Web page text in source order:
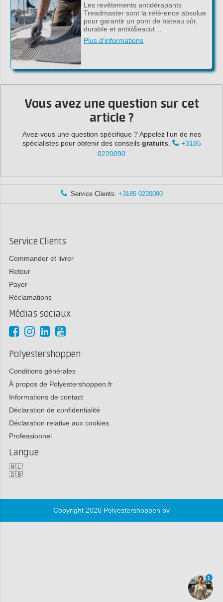
Les revêtements antidérapants
Treadmaster sont la référence absolue
pour garantir un pont de bateau sûr,
durable et antid&eacut…
Plus d'informations
Vous avez une question sur cet
article ?
Avez-vous une question spécifique ? Appelez l'un de nos
spécialistes pour obtenir des conseils gratuits
+3185
0220090
Service Clients: +3185 0220090
Service Clients
Commander et livrer
Retour
Payer
Réclamations
Médias sociaux
Polyestershoppen
Conditions générales
À propos de Polyestershoppen.fr
Informations de contact
Déclaration de confidentialité
Déclaration relative aux cookies
Professionnel
Langue
🇳🇱
🇬🇧
Copyright 2026 Polyestershoppen bv
1